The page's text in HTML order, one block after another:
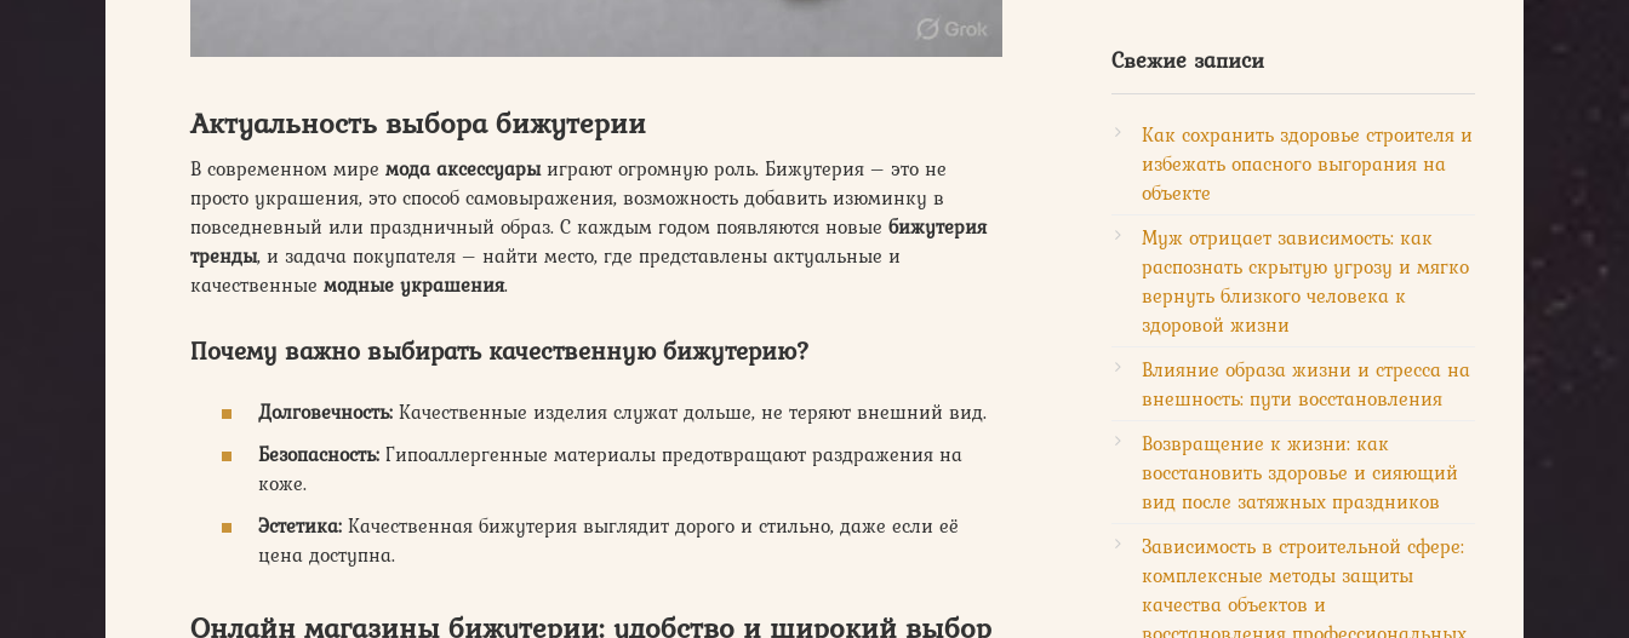
Актуальность выбора бижутерии
В современном мире мода аксессуарыиграют огромную роль. Бижутерия – это не
просто украшения, это способ самовыражения, возможность добавить изюминку в
повседневный или праздничный образ. С каждым годом появляются новые бижутерия
тренды, и задача покупателя – найти место, где представлены актуальные и
качественные модные украшения.
Почему важно выбирать качественную бижутерию?
Долговечность: Качественные изделия служат дольше, не теряют внешний вид.
Безопасность: Гипоаллергенные материалы предотвращают раздражения на
коже.
Эстетика: Качественная бижутерия выглядит дорого и стильно, даже если её
цена доступна.
Онлайн магазины бижутерии: удобство и широкий выбор
Свежие записи
Как сохранить здоровье строителя и
избежать опасного выгорания на
объекте
Муж отрицает зависимость: как
распознать скрытую угрозу и мягко
вернуть близкого человека к
здоровой жизни
Влияние образа жизни и стресса на
внешность: пути восстановления
Возвращение к жизни: как
восстановить здоровье и сияющий
вид после затяжных праздников
Зависимость в строительной сфере:
комплексные методы защиты
качества объектов и